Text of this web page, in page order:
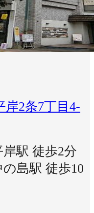
岸2条7丁目4-
駅 徒歩2分
島駅 徒歩10